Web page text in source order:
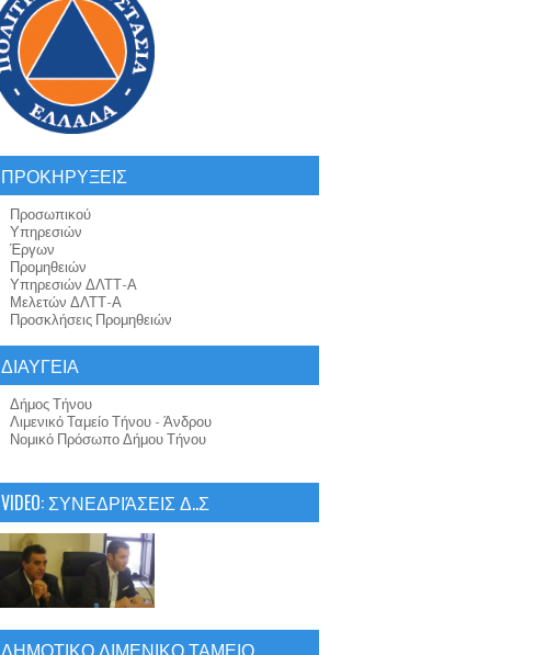
ΠΡΟΚΗΡΥΞΕΙΣ
Προσωπικού
Υπηρεσιών
Έργων
Προμηθειών
Υπηρεσιών ΔΛΤΤ-Α
Μελετών ΔΛΤΤ-Α
Προσκλήσεις Προμηθειών
ΔΙΑΥΓΕΙΑ
Δήμος Τήνου
Λιμενικό Ταμείο Τήνου - Άνδρου
Νομικό Πρόσωπο Δήμου Τήνου
VIDEO: ΣΥΝΕΔΡΙΆΣΕΙΣ Δ..Σ
ΔΗΜΟΤΙΚΟ ΛΙΜΕΝΙΚΟ ΤΑΜΕΙΟ